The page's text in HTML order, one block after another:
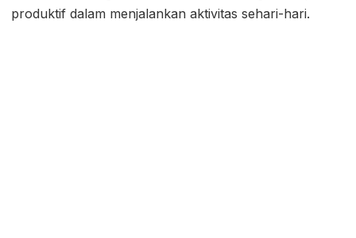
produktif dalam menjalankan aktivitas sehari-hari.